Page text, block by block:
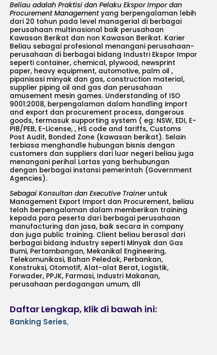
Beliau adalah Praktisi dan Pelaku Ekspor Impor dan
Procurement Managementyang berpengalaman lebih
dari 20 tahun pada level managerial di berbagai
perusahaan multinasional baik perusahaan
Kawasan Berikat dan non Kawasan Berikat. Karier
Beliau sebagai profesional menangani perusahaan-
perusahaan di berbagai bidang Industri Ekspor Impor
seperti container, chemical, plywood, newsprint
paper, heavy equipment, automotive, palm oil ,
pipanisasi minyak dan gas, construction material,
supplier piping oil and gas dan perusahaan
amusement mesin games. Understanding of ISO
9001:2008, berpengalaman dalam handling import
and export dan procurement process, dangerous
goods, termasuk supporting system ( eg: NSW, EDI, E-
PIB/PEB, E-License, , HS code and tariffs, Customs
Post Audit, Bonded Zone (kawasan berikat). Selain
terbiasa menghandle hubungan bisnis dengan
customers dan suppliers dari luar negeri beliau juga
menangani perihal Lartas yang berhubungan
dengan berbagai instansi pemerintah (Government
Agencies).
Sebagai Konsultan dan Executive Traineruntuk
Management Export Import dan Procurement, beliau
telah berpengalaman dalam memberikan training
kepada para peserta dari berbagai perusahaan
manufacturing dan jasa, baik secara in company
dan juga public training. Client beliau berasal dari
berbagai bidang industry seperti Minyak dan Gas
Bumi, Pertambangan, Mekanikal Engineering,
Telekomunikasi, Bahan Peledak, Perbankan,
Konstruksi, Otomotif, Alat-alat Berat, Logistik,
Forwader, PPJK, Farmasi, Industri Makanan,
perusahaan perdagangan umum, dll
Daftar Lengkap, klik di bawah ini:
Banking Series,